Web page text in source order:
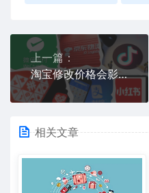
上一篇：
淘宝修改价格会影响权重吗
相关文章